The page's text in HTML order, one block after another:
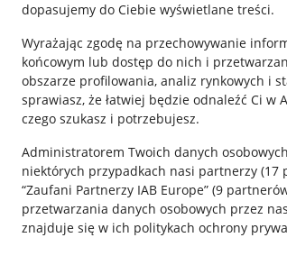
dopasujemy do Ciebie wyświetlane treści.
Wyrażając zgodę na przechowywanie
końcowym lub dostęp do nich i
obszarze profilowania, analiz rynkowych i
sprawiasz, że łatwiej będzie odnaleźć Ci w
czego szukasz i potrzebujesz.
Administratorem Twoich danych
niektórych przypadkach nasi partnerzy (17
“Zaufani Partnerzy IAB Europe” (9
przetwarzania danych osobowych przez
znajduje się w ich politykach ochrony
Nawigacja
Przydatne informacje
Jak to działa
Napisz do nas
Allegro Gadane dla sprzedających